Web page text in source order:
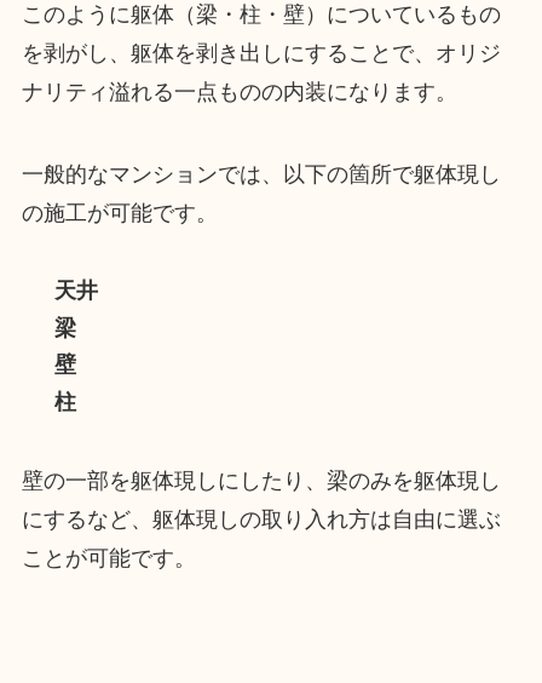
このように躯体（梁・柱・壁）についているもの
を剥がし、躯体を剥き出しにすることで、オリジ
ナリティ溢れる一点ものの内装になります。
一般的なマンションでは、以下の箇所で躯体現し
の施工が可能です。
天井
梁
壁
柱
壁の一部を躯体現しにしたり、梁のみを躯体現し
にするなど、躯体現しの取り入れ方は自由に選ぶ
ことが可能です。